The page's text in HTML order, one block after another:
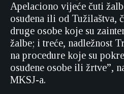
Apelaciono vijeće čuti
osuđena ili od Tužilaštva,
druge osobe koje su
žalbe; i treće, nadležnost
na procedure koje su
osuđene osobe ili žrtve”,
MKSJ-a.